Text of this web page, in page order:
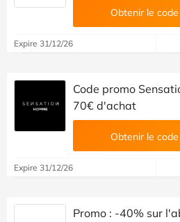
Obtenir le
Expire 31/12/26
Code promo
70€ d'achat
Obtenir le
Expire 31/12/26
Promo : -40% sur